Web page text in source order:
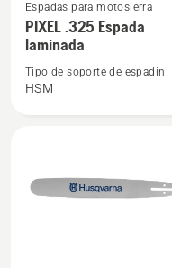
más
detalles
PIXEL
Espadas para motosierra
PIXEL .325 Espada
laminada
Tipo de soporte de espadín
HSM